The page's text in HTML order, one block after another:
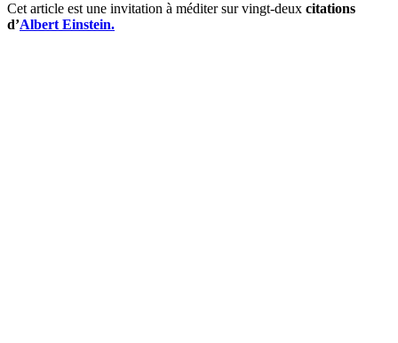
Cet article est une invitation à méditer sur vingt-deux citations
d’Albert Einstein.